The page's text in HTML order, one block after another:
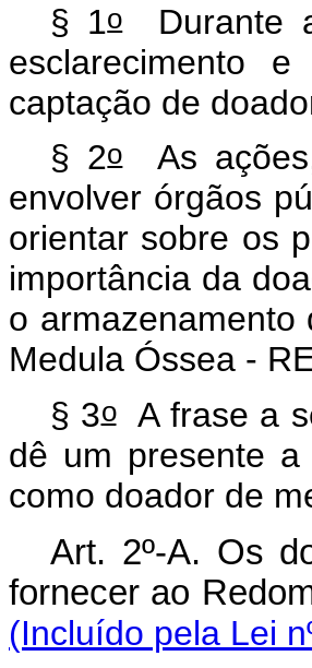
§ 1oDurante a
esclarecimento
captação de
§ 2oAs ações,
envolver órgãos
orientar sobre os
importância da
o armazenamento
Medula Óssea -
§ 3oA frase a
dê um presente
como doador de
Art. 2º-A. Os
fornecer ao
(Incluído pela Lei